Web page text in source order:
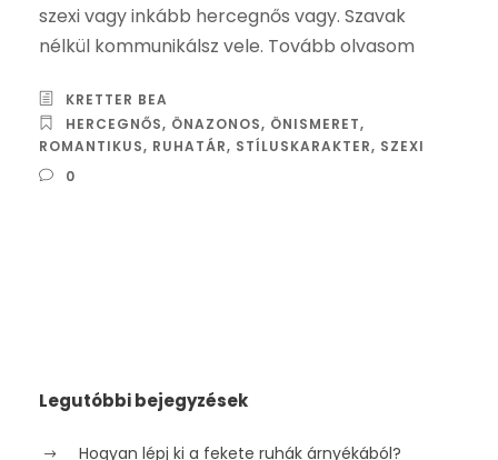
szexi vagy inkább hercegnős vagy. Szavak
nélkül kommunikálsz vele. Tovább olvasom
KRETTER BEA
HERCEGNŐS, ÖNAZONOS, ÖNISMERET,
ROMANTIKUS, RUHATÁR, STÍLUSKARAKTER, SZEXI
0
Legutóbbi bejegyzések
Hogyan lépj ki a fekete ruhák árnyékából?